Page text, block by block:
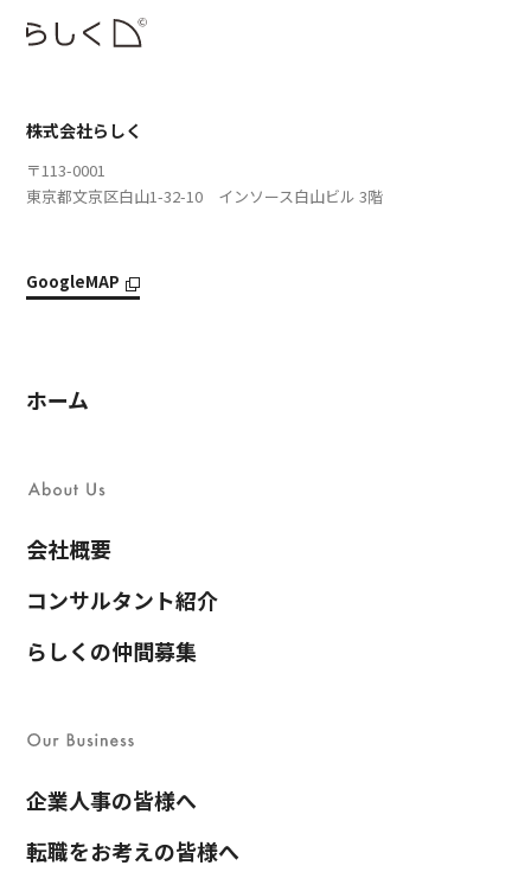
株式会社らしく
〒113-0001
東京都文京区白山1-32-10 インソース白山ビル 3階
GoogleMAP
ホーム
会社概要
コンサルタント紹介
らしくの仲間募集
企業人事の皆様へ
転職をお考えの皆様へ